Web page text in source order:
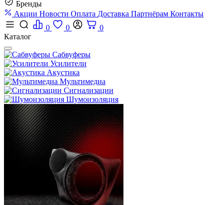
Бренды
Акции Новости Оплата Доставка Партнёрам Контакты
0
0
0
Каталог
Сабвуферы
Усилители
Акустика
Мультимедиа
Сигнализации
Шумоизоляция